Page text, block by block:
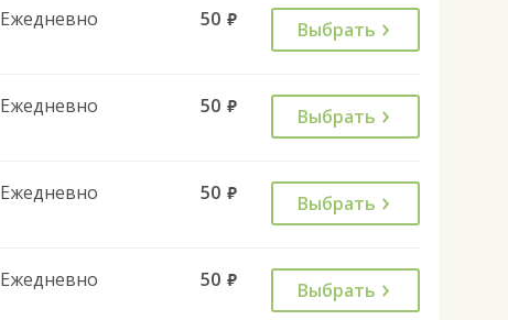
Ежедневно 50 руб. Выбрать
Ежедневно 50 руб. Выбрать
Ежедневно 50 руб. Выбрать
Ежедневно 50 руб. Выбрать